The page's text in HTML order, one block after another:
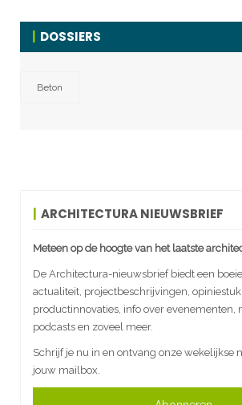
DOSSIERS
Beton
ARCHITECTURA NIEUWSBRIEF
Meteen op de hoogte van het laatste
De Architectura-nieuwsbrief biedt een
actualiteit, projectbeschrijvingen,
productinnovaties, info over evenementen,
podcasts en zoveel meer.
Schrijf je nu in en ontvang onze wekelijkse
jouw mailbox.